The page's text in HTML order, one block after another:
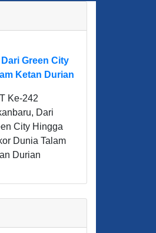
Green City
Ketan Durian
Ke-242
Dari
City Hingga
Dunia Talam
Durian